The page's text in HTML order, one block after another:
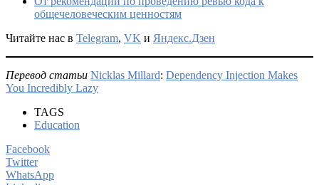
общечеловеческим ценностям
Читайте нас в Telegram, VK и Яндекс.Дзен
Перевод статьи Nicklas Millard: Dependency Injection Makes
You Incredibly Lazy
TAGS
Education
Facebook
Twitter
WhatsApp